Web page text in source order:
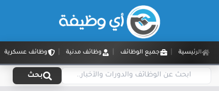
الرئيسية جميع الوظائف وظائف مدنية وظائف عسكرية
بحث